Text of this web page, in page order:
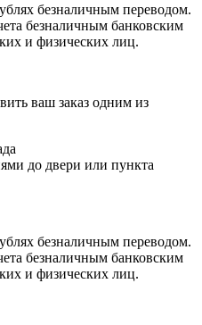
безналичным переводом.
безналичным банковским
и физических лиц.
ваш заказ одним из
до двери или пункта
безналичным переводом.
безналичным банковским
и физических лиц.